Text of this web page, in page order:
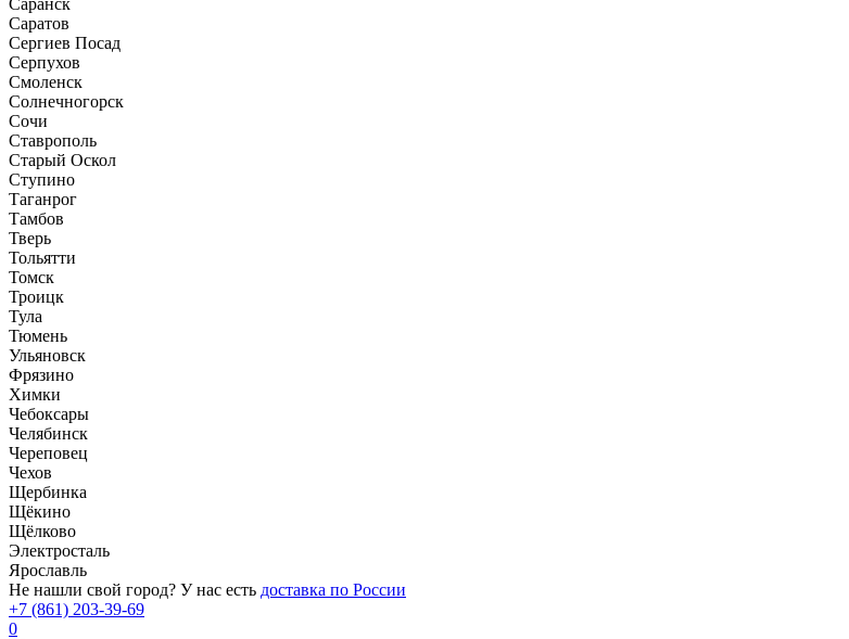
Саранск
Саратов
Сергиев Посад
Серпухов
Смоленск
Солнечногорск
Сочи
Ставрополь
Старый Оскол
Ступино
Таганрог
Тамбов
Тверь
Тольятти
Томск
Троицк
Тула
Тюмень
Ульяновск
Фрязино
Химки
Чебоксары
Челябинск
Череповец
Чехов
Щербинка
Щёкино
Щёлково
Электросталь
Ярославль
Не нашли свой город? У нас есть доставка по России
+7 (861) 203-39-69
0